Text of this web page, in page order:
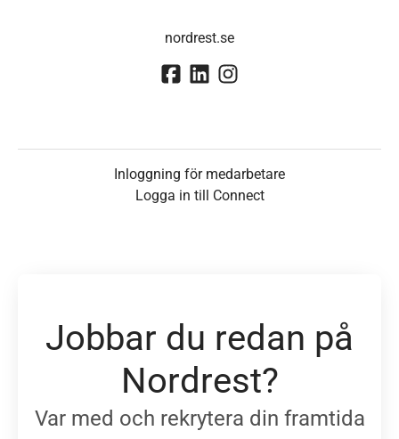
nordrest.se
Inloggning för medarbetare
Logga in till Connect
Jobbar du redan på
Nordrest?
Var med och rekrytera din framtida